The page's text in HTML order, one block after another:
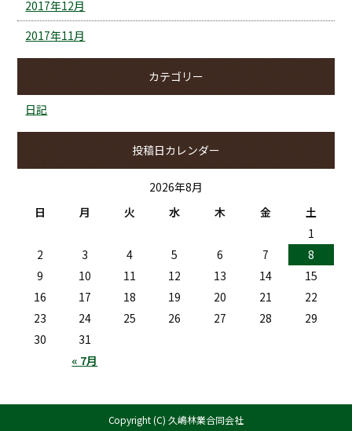
2017年12月
2017年11月
カテゴリー
日記
投稿日カレンダー
2026年8月
日
月 火 水 木 金 土
« 7月
1
2
3 4 5 6 7
8
9
10 11 12 13 14
15
16
17 18 19 20 21
22
23
24 25 26 27 28
29
30
31
Copyright (C) 久嶋林業合同会社